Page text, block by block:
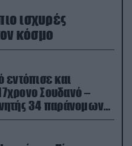
ισχυρές
κόσμο
εντόπισε και
Σουδανό –
34 παράνομων